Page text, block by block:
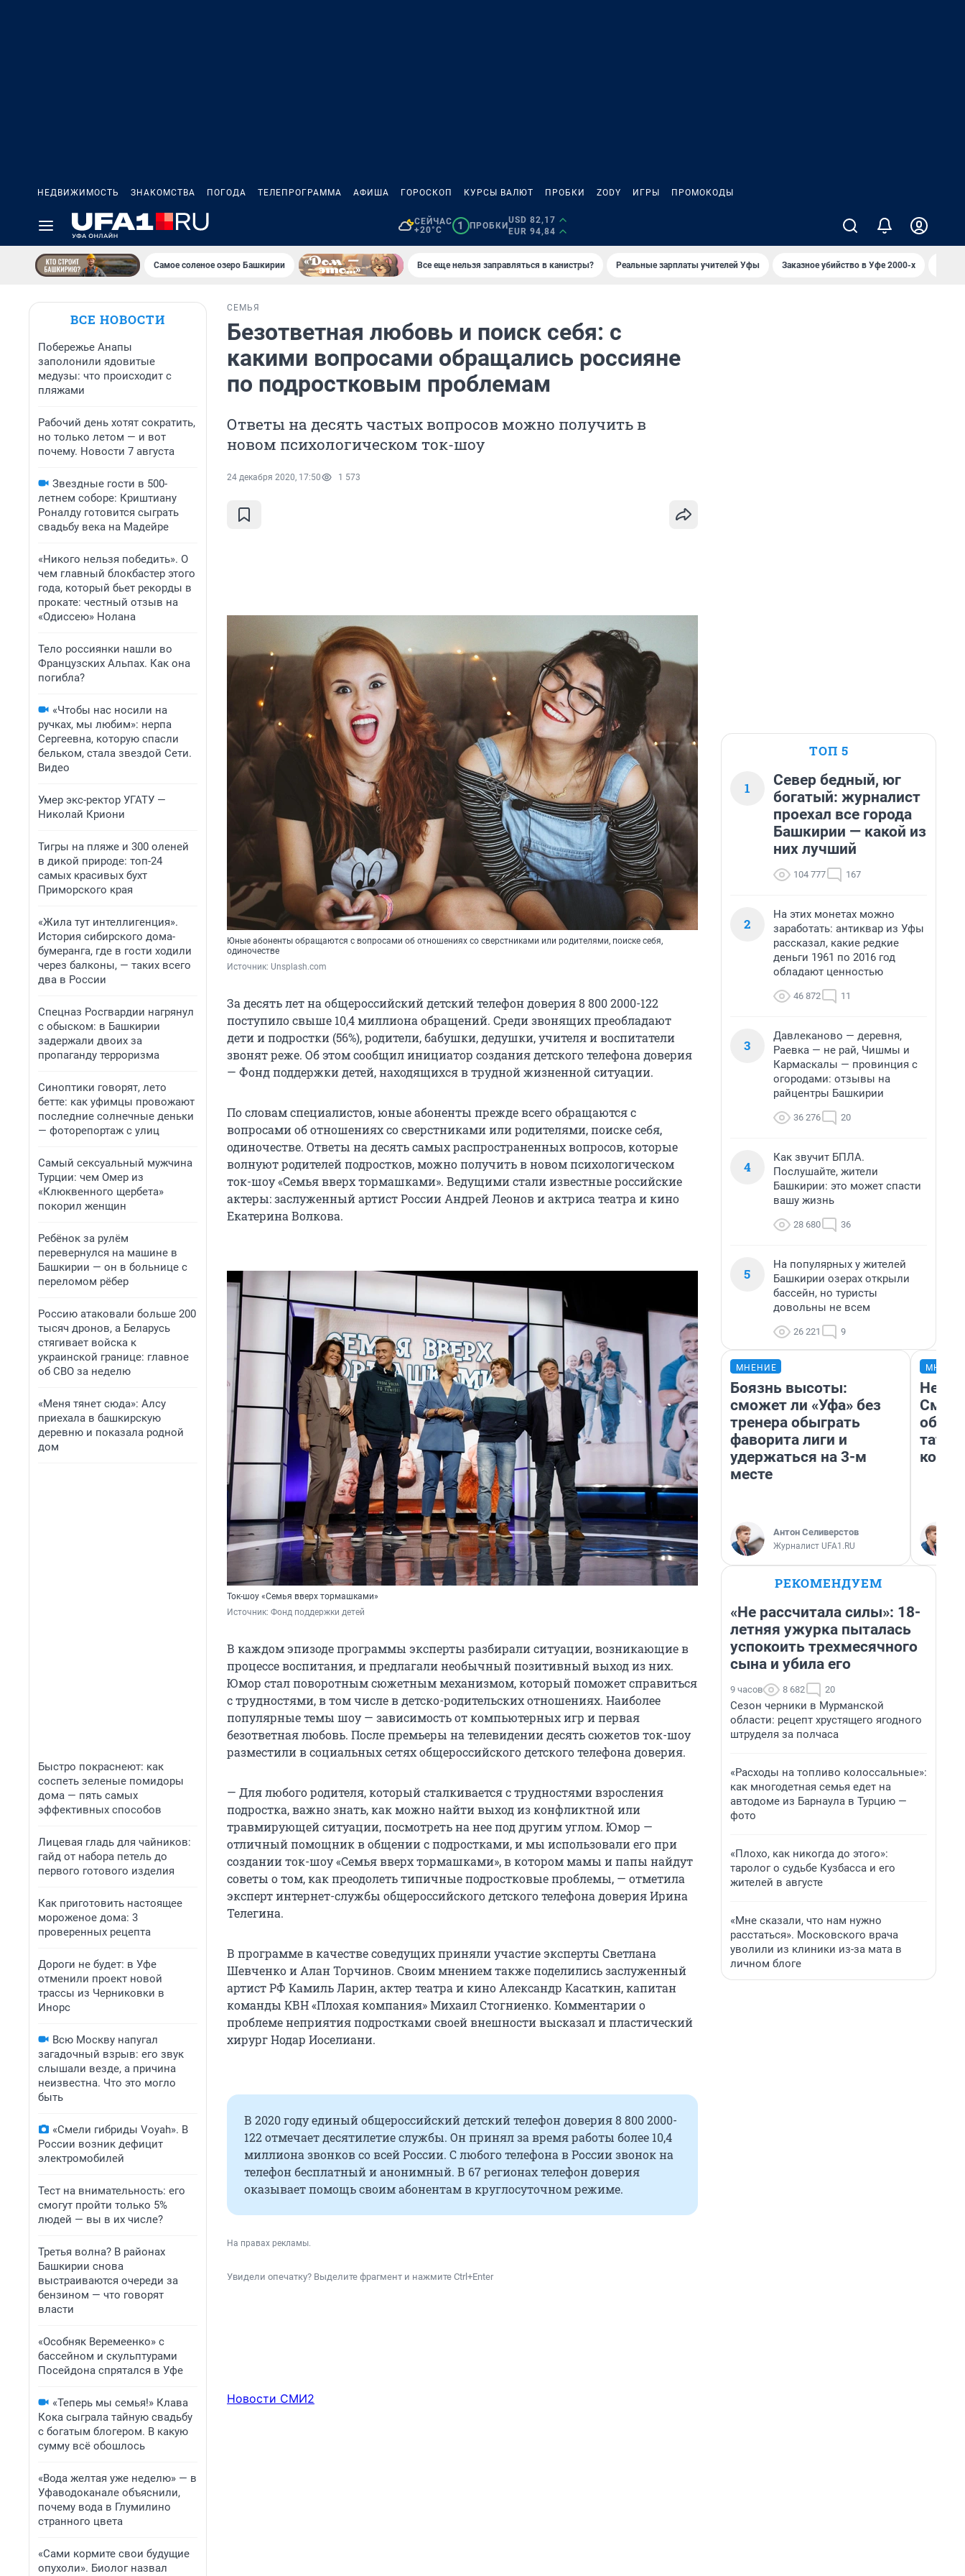
НЕДВИЖИМОСТЬ ЗНАКОМСТВА ПОГОДА ТЕЛЕПРОГРАММА АФИША ГОРОСКОП КУРСЫ ВАЛЮТ ПРОБКИ ZODY ИГРЫ ПРОМОКОДЫ
СЕЙЧАС
+20°C
1 ПРОБКИ
USD 82,17
EUR 94,84
Самое соленое озеро Башкирии Все еще нельзя заправляться в канистры? Реальные зарплаты учителей Уфы Заказное убийство в Уфе 2000-х
ВСЕ НОВОСТИ
Побережье Анапы
заполонили ядовитые
медузы: что происходит с
пляжами
Рабочий день хотят сократить,
но только летом — и вот
почему. Новости 7 августа
Звездные гости в 500-
летнем соборе: Криштиану
Роналду готовится сыграть
свадьбу века на Мадейре
«Никого нельзя победить». О
чем главный блокбастер этого
года, который бьет рекорды в
прокате: честный отзыв на
«Одиссею» Нолана
Тело россиянки нашли во
Французских Альпах. Как она
погибла?
«Чтобы нас носили на
ручках, мы любим»: нерпа
Сергеевна, которую спасли
бельком, стала звездой Сети.
Видео
Умер экс-ректор УГАТУ —
Николай Криони
Тигры на пляже и 300 оленей
в дикой природе: топ-24
самых красивых бухт
Приморского края
«Жила тут интеллигенция».
История сибирского дома-
бумеранга, где в гости ходили
через балконы, — таких всего
два в России
Спецназ Росгвардии нагрянул
с обыском: в Башкирии
задержали двоих за
пропаганду терроризма
Синоптики говорят, лето
бетте: как уфимцы провожают
последние солнечные деньки
— фоторепортаж с улиц
Самый сексуальный мужчина
Турции: чем Омер из
«Клюквенного щербета»
покорил женщин
Ребёнок за рулём
перевернулся на машине в
Башкирии — он в больнице с
переломом рёбер
Россию атаковали больше 200
тысяч дронов, а Беларусь
стягивает войска к
украинской границе: главное
об СВО за неделю
«Меня тянет сюда»: Алсу
приехала в башкирскую
деревню и показала родной
дом
Быстро покраснеют: как
соспеть зеленые помидоры
дома — пять самых
эффективных способов
Лицевая гладь для чайников:
гайд от набора петель до
первого готового изделия
Как приготовить настоящее
мороженое дома: 3
проверенных рецепта
Дороги не будет: в Уфе
отменили проект новой
трассы из Черниковки в
Инорс
Всю Москву напугал
загадочный взрыв: его звук
слышали везде, а причина
неизвестна. Что это могло
быть
«Смели гибриды Voyah». В
России возник дефицит
электромобилей
Тест на внимательность: его
смогут пройти только 5%
людей — вы в их числе?
Третья волна? В районах
Башкирии снова
выстраиваются очереди за
бензином — что говорят
власти
«Особняк Веремеенко» с
бассейном и скульптурами
Посейдона спрятался в Уфе
«Теперь мы семья!» Клава
Кока сыграла тайную свадьбу
с богатым блогером. В какую
сумму всё обошлось
«Вода желтая уже неделю» — в
Уфаводоканале объяснили,
почему вода в Глумилино
странного цвета
«Сами кормите свои будущие
опухоли». Биолог назвал
СЕМЬЯ
Безответная любовь и поиск себя: с
какими вопросами обращались россияне
по подростковым проблемам
Ответы на десять частых вопросов можно получить в
новом психологическом ток-шоу
24 декабря 2020, 17:50 1 573
Юные абоненты обращаются с вопросами об отношениях со сверстниками или родителями, поиске себя,
одиночестве
Источник: Unsplash.com
За десять лет на общероссийский детский телефон доверия 8 800 2000-122
поступило свыше 10,4 миллиона обращений. Среди звонящих преобладают
дети и подростки (56%), родители, бабушки, дедушки, учителя и воспитатели
звонят реже. Об этом сообщил инициатор создания детского телефона доверия
— Фонд поддержки детей, находящихся в трудной жизненной ситуации.
По словам специалистов, юные абоненты прежде всего обращаются с
вопросами об отношениях со сверстниками или родителями, поиске себя,
одиночестве. Ответы на десять самых распространенных вопросов, которые
волнуют родителей подростков, можно получить в новом психологическом
ток-шоу «Семья вверх тормашками». Ведущими стали известные российские
актеры: заслуженный артист России Андрей Леонов и актриса театра и кино
Екатерина Волкова.
Ток-шоу «Семья вверх тормашками»
Источник: Фонд поддержки детей
В каждом эпизоде программы эксперты разбирали ситуации, возникающие в
процессе воспитания, и предлагали необычный позитивный выход из них.
Юмор стал поворотным сюжетным механизмом, который поможет справиться
с трудностями, в том числе в детско-родительских отношениях. Наиболее
популярные темы шоу — зависимость от компьютерных игр и первая
безответная любовь. После премьеры на телевидении десять сюжетов ток-шоу
разместили в социальных сетях общероссийского детского телефона доверия.
— Для любого родителя, который сталкивается с трудностями взросления
подростка, важно знать, как можно найти выход из конфликтной или
травмирующей ситуации, посмотреть на нее под другим углом. Юмор —
отличный помощник в общении с подростками, и мы использовали его при
создании ток-шоу «Семья вверх тормашками», в котором мамы и папы найдут
советы о том, как преодолеть типичные подростковые проблемы, — отметила
эксперт интернет-службы общероссийского детского телефона доверия Ирина
Телегина.
В программе в качестве соведущих приняли участие эксперты Светлана
Шевченко и Алан Торчинов. Своим мнением также поделились заслуженный
артист РФ Камиль Ларин, актер театра и кино Александр Касаткин, капитан
команды КВН «Плохая компания» Михаил Стогниенко. Комментарии о
проблеме неприятия подростками своей внешности высказал и пластический
хирург Нодар Иоселиани.
В 2020 году единый общероссийский детский телефон доверия 8 800 2000-
122 отмечает десятилетие службы. Он принял за время работы более 10,4
миллиона звонков со всей России. С любого телефона в России звонок на
телефон бесплатный и анонимный. В 67 регионах телефон доверия
оказывает помощь своим абонентам в круглосуточном режиме.
На правах рекламы.
Увидели опечатку? Выделите фрагмент и нажмите Ctrl+Enter
Новости СМИ2
ТОП 5
1
Север бедный, юг
богатый: журналист
проехал все города
Башкирии — какой из
них лучший
104 777 167
2
На этих монетах можно
заработать: антиквар из Уфы
рассказал, какие редкие
деньги 1961 по 2016 год
обладают ценностью
46 872 11
3
Давлеканово — деревня,
Раевка — не рай, Чишмы и
Кармаскалы — провинция с
огородами: отзывы на
райцентры Башкирии
36 276 20
4
Как звучит БПЛА.
Послушайте, жители
Башкирии: это может спасти
вашу жизнь
28 680 36
5
На популярных у жителей
Башкирии озерах открыли
бассейн, но туристы
довольны не всем
26 221 9
МНЕНИЕ
Боязнь высоты:
сможет ли «Уфа» без
тренера обыграть
фаворита лиги и
удержаться на 3-м
месте
Антон Селиверстов
Журналист UFA1.RU
РЕКОМЕНДУЕМ
«Не рассчитала силы»: 18-
летняя ужурка пыталась
успокоить трехмесячного
сына и убила его
9 часов 8 682 20
Сезон черники в Мурманской
области: рецепт хрустящего ягодного
штруделя за полчаса
«Расходы на топливо колоссальные»:
как многодетная семья едет на
автодоме из Барнаула в Турцию —
фото
«Плохо, как никогда до этого»:
таролог о судьбе Кузбасса и его
жителей в августе
«Мне сказали, что нам нужно
расстаться». Московского врача
уволили из клиники из-за мата в
личном блоге